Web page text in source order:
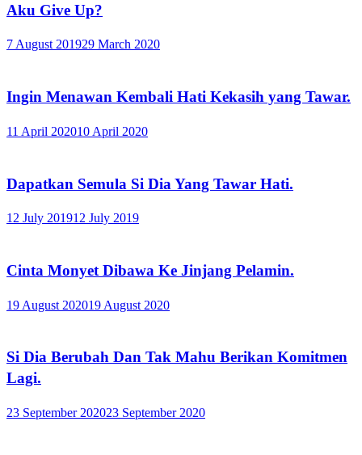
Aku Give Up?
7 August 201929 March 2020
Ingin Menawan Kembali Hati Kekasih yang Tawar.
11 April 202010 April 2020
Dapatkan Semula Si Dia Yang Tawar Hati.
12 July 201912 July 2019
Cinta Monyet Dibawa Ke Jinjang Pelamin.
19 August 202019 August 2020
Si Dia Berubah Dan Tak Mahu Berikan Komitmen
Lagi.
23 September 202023 September 2020